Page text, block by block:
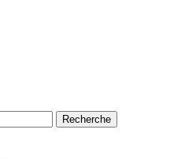
Recherche